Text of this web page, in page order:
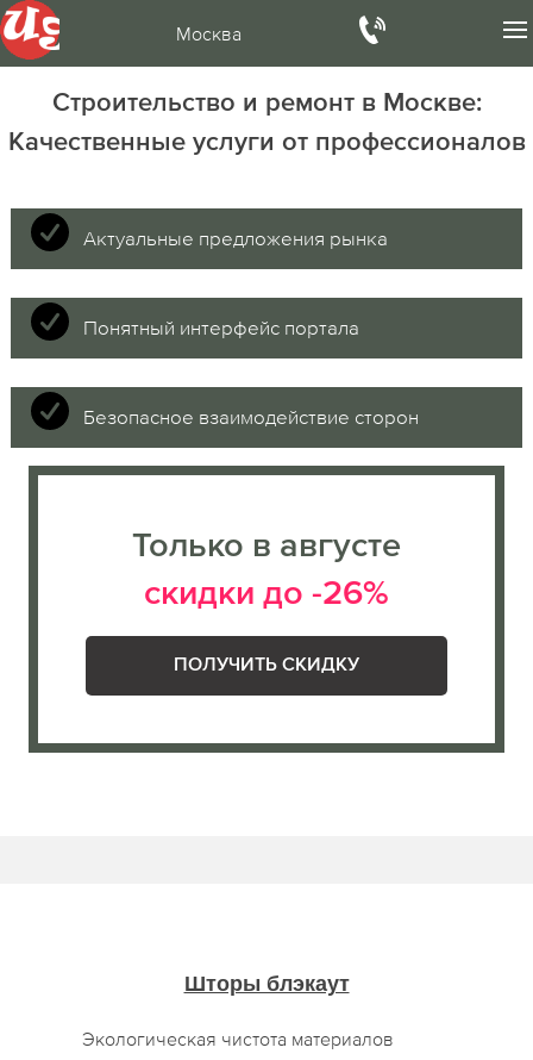
Москва
Строительство и ремонт в Москве:
Качественные услуги от профессионалов
Актуальные предложения рынка
Понятный интерфейс портала
Безопасное взаимодействие сторон
Только в августе
скидки до -26%
ПОЛУЧИТЬ СКИДКУ
Шторы блэкаут
Экологическая чистота материалов